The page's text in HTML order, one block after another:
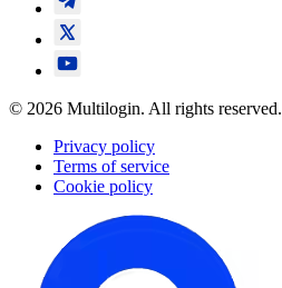
© 2026 Multilogin. All rights reserved.
Privacy policy
Terms of service
Cookie policy